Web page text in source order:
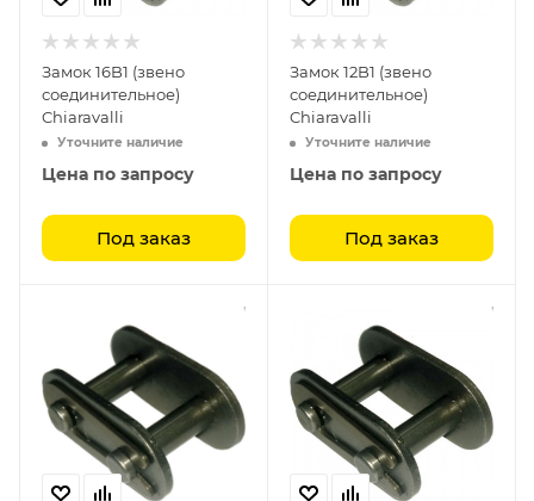
Замок 16B1 (звено
соединительное)
Chiaravalli
Уточните наличие
Цена по запросу
Под заказ
Замок 12B1 (звено
соединительное)
Chiaravalli
Уточните наличие
Цена по запросу
Под заказ